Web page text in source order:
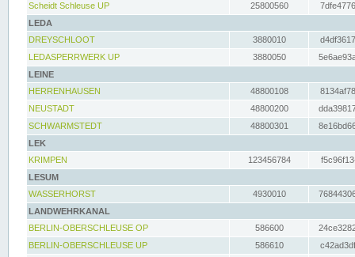
Scheidt Schleuse UP
25800560
LEDA
DREYSCHLOOT
3880010
LEDASPERRWERK UP
3880050
LEINE
HERRENHAUSEN
48800108
NEUSTADT
48800200
SCHWARMSTEDT
48800301
LEK
KRIMPEN
123456784
LESUM
WASSERHORST
4930010
LANDWEHRKANAL
BERLIN-OBERSCHLEUSE OP
586600
BERLIN-OBERSCHLEUSE UP
586610